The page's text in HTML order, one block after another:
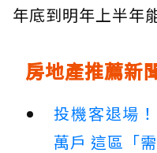
年底到明年上半年
房地產推薦新
投機客退場
萬戶 這區「